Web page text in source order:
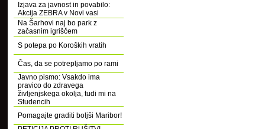
Izjava za javnost in povabilo:
Akcija ZEBRA v Novi vasi
Na Šarhovi naj bo park z
začasnim igriščem
S potepa po Koroških vratih
Čas, da se potrepljamo po rami
Javno pismo: Vsakdo ima
pravico do zdravega
življenjskega okolja, tudi mi na
Studencih
Pomagajte graditi boljši Maribor!